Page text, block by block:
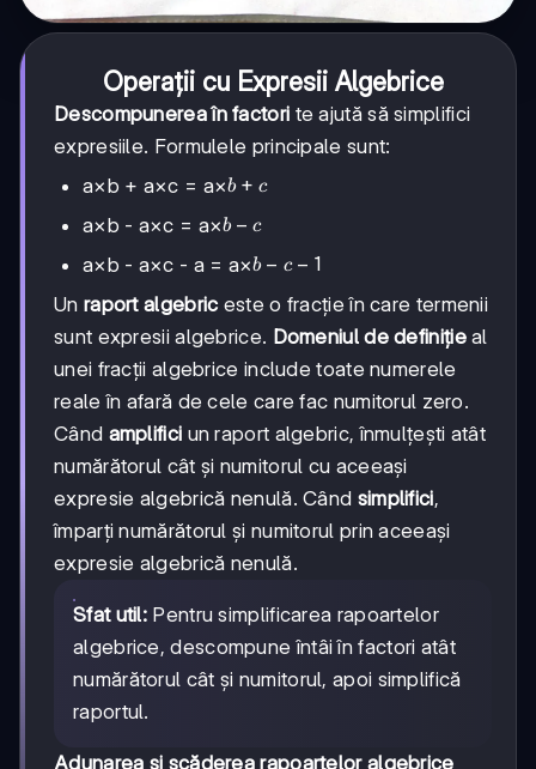
Operații cu Expresii Algebrice
Descompunerea în factori te ajută să simplifici
expresiile. Formulele principale sunt:
a×b + a×c = a×b+c
b + c
a×b - a×c = a×b-
b − c
a×b - a×c - a = a×b-
1
b − c − 1
Un raport algebric este o fracție în care termenii
sunt expresii algebrice. Domeniul de definițieal
unei fracții algebrice include toate numerele
reale în afară de cele care fac numitorul zero.
Când amplifici un raport algebric, înmulțești atât
numărătorul cât și numitorul cu aceeași
expresie algebrică nenulă. Când simplifici,
împarți numărătorul și numitorul prin aceeași
expresie algebrică nenulă.
Sfat util: Pentru simplificarea rapoartelor
algebrice, descompune întâi în factori atât
numărătorul cât și numitorul, apoi simplifică
raportul.
Adunarea și scăderea rapoartelor algebrice